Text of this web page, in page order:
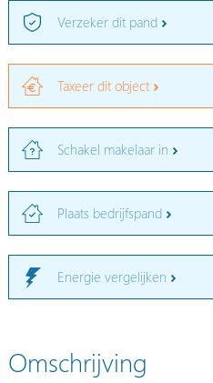
Verzeker dit pand
Taxeer dit object
Schakel makelaar in
Plaats bedrijfspand
Energie vergelijken
Omschrijving